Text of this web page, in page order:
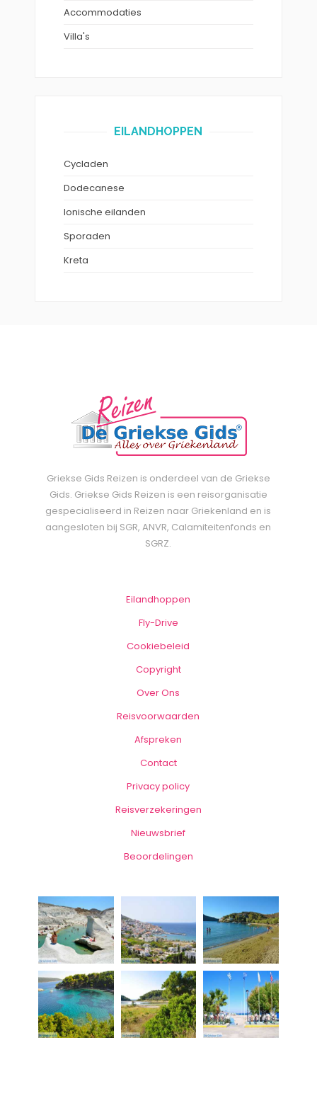
Accommodaties
Villa's
EILANDHOPPEN
Cycladen
Dodecanese
Ionische eilanden
Sporaden
Kreta
Griekse Gids Reizen is onderdeel van de Griekse
Gids. Griekse Gids Reizen is een reisorganisatie
gespecialiseerd in Reizen naar Griekenland en is
aangesloten bij SGR, ANVR, Calamiteitenfonds en
SGRZ.
Eilandhoppen
Fly-Drive
Cookiebeleid
Copyright
Over Ons
Reisvoorwaarden
Afspreken
Contact
Privacy policy
Reisverzekeringen
Nieuwsbrief
Beoordelingen